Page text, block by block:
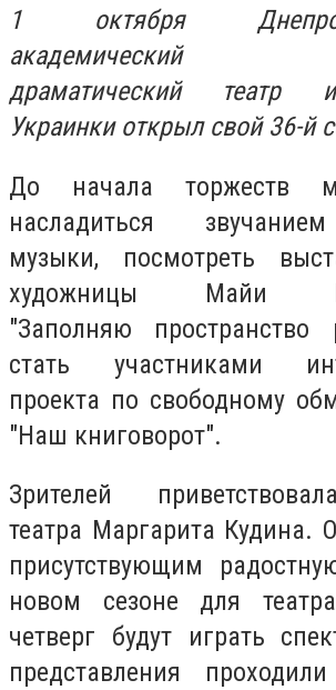
1 октября
академический
драматический театр
Украинки открыл свой 36-й
До начала торжеств
насладиться
музыки, посмотреть
художницы Майи
"Заполняю пространство
стать участниками
проекта по свободному
"Наш книговорот".
Зрителей
театра Маргарита Кудина.
присутствующим
новом сезоне для
четверг будут играть
представления